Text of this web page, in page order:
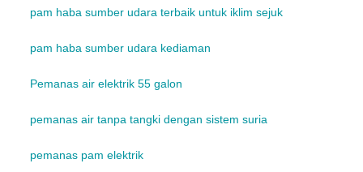
pam haba sumber udara terbaik untuk iklim sejuk
pam haba sumber udara kediaman
Pemanas air elektrik 55 galon
pemanas air tanpa tangki dengan sistem suria
pemanas pam elektrik